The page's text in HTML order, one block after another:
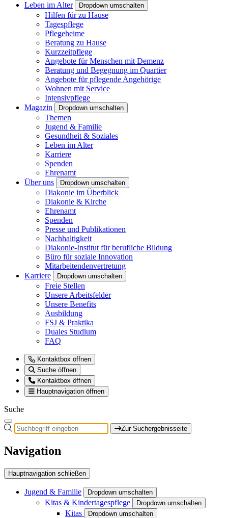
Leben im Alter
Dropdown umschalten
Hilfen für zu Hause
Tagespflege
Pflegeheime
Beratung zu Hause
Kurzzeitpflege
Angebote für Menschen mit Demenz
Beratung und Begegnung im Quartier
Angebote für pflegende Angehörige
Wohnen mit Service
Intensivpflege
Magazin
Dropdown umschalten
Themen
Jugend & Familie
Gesundheit & Soziales
Leben im Alter
Karriere
Spenden
Ehrenamt
Über uns
Dropdown umschalten
Diakonie im Überblick
Diakonie & Kirche
Ehrenamt
Spenden
Presse und Publikationen
Nachhaltigkeit
Diakonie-Institut für berufliche Bildung
Büro für soziale Innovation
Mitarbeitendenvertretung
Karriere
Dropdown umschalten
Freie Stellen
Unsere Arbeitsfelder
Unsere Benefits
Ausbildung
FSJ & Praktika
Duales Studium
FAQ
Kontaktbox öffnen
Suche öffnen
Kontaktbox öffnen
Hauptnavigation öffnen
Suche
Zur Suchergebnisseite
Navigation
Hauptnavigation schließen
Jugend & Familie Dropdown umschalten
Kitas & Kindertagespflege Dropdown umschalten
Kitas Dropdown umschalten